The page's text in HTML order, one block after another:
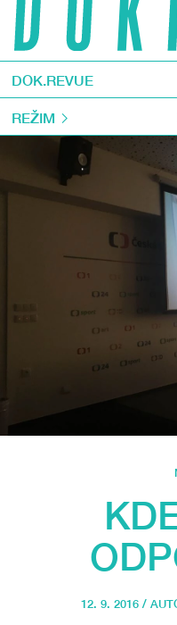
DOK.REVUE
REŽIM
12. 9. 2016 /